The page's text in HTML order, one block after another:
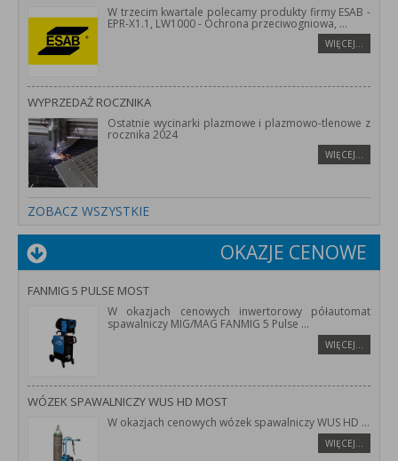
W trzecim kwartale polecamy produkty firmy ESAB -
EPR-X1.1, LW1000 - Ochrona przeciwogniowa, ...
WIĘCEJ…
WYPRZEDAŻ ROCZNIKA
Ostatnie wycinarki plazmowe i plazmowo-tlenowe z
rocznika 2024
WIĘCEJ…
ZOBACZ WSZYSTKIE
OKAZJE CENOWE
FANMIG 5 PULSE MOST
W okazjach cenowych inwertorowy półautomat
spawalniczy MIG/MAG FANMIG 5 Pulse ...
WIĘCEJ…
WÓZEK SPAWALNICZY WUS HD MOST
W okazjach cenowych wózek spawalniczy WUS HD ...
WIĘCEJ…